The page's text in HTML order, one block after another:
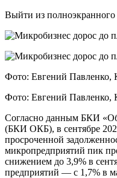
Выйти из полноэкранного
Фото: Евгений Павленко,
Фото: Евгений Павленко,
Согласно данным БКИ
(БКИ ОКБ), в сентябре
просроченной
микропредприятий пик
снижением до 3,9% в
предприятий — с 1,7% в